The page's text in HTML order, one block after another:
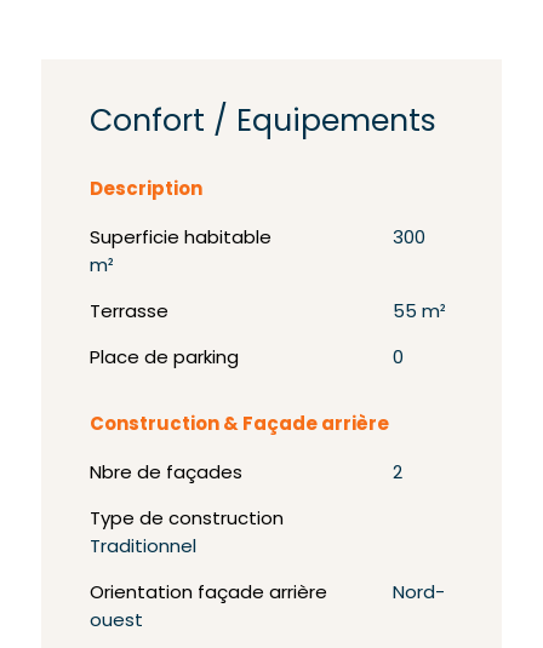
Confort / Equipements
Description
Superficie habitable
300
m²
Terrasse 55 m²
Place de parking 0
Construction & Façade arrière
Nbre de façades 2
Type de construction
Traditionnel
Orientation façade arrière
Nord-
ouest